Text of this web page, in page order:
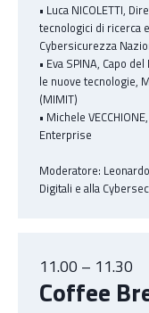
• Luca NICOLETTI,
tecnologici di ricerca
Cybersicurezza
• Eva SPINA, Capo
le nuove tecnologie,
(MIMIT)
• Michele
Enterprise
Moderatore:
Digitali e alla
11.00 – 11.30
Coffee